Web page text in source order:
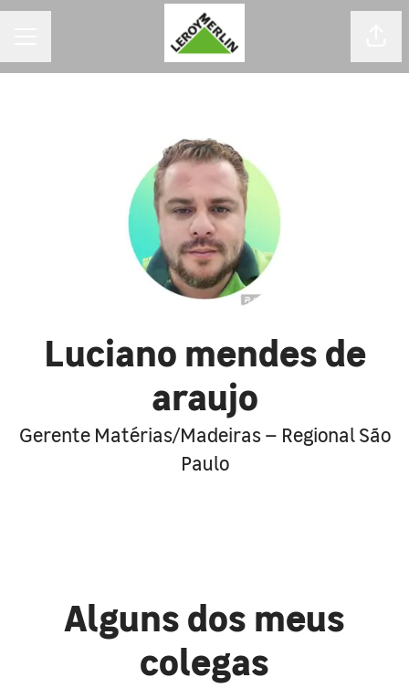
Luciano mendes de
araujo
Gerente Matérias/Madeiras – Regional São
Paulo
Alguns dos meus
colegas